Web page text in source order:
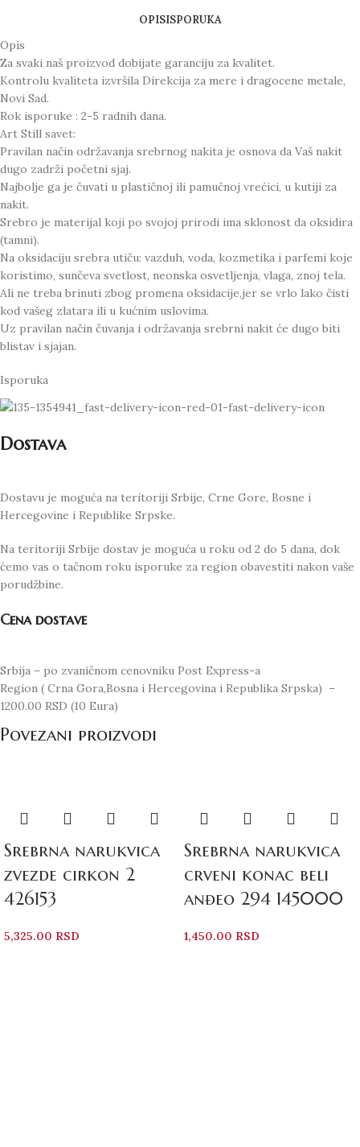
OPISISPORUKA
Opis
Za svaki naš proizvod dobijate garanciju za kvalitet.
Kontrolu kvaliteta izvršila Direkcija za mere i dragocene metale,
Novi Sad.
Rok isporuke : 2-5 radnih dana.
Art Still savet:
Pravilan način održavanja srebrnog nakita je osnova da Vaš nakit
dugo zadrži početni sjaj.
Najbolje ga je čuvati u plastičnoj ili pamučnoj vrećici, u kutiji za
nakit.
Srebro je materijal koji po svojoj prirodi ima sklonost da oksidira
(tamni).
Na oksidaciju srebra utiču: vazduh, voda, kozmetika i parfemi koje
koristimo, sunčeva svetlost, neonska osvetljenja, vlaga, znoj tela.
Ali ne treba brinuti zbog promena oksidacije,jer se vrlo lako čisti
kod vašeg zlatara ili u kućnim uslovima.
Uz pravilan način čuvanja i održavanja srebrni nakit će dugo biti
blistav i sjajan.
Isporuka
Dostava
Dostavu je moguća na teritoriji Srbije, Crne Gore, Bosne i
Hercegovine i Republike Srpske.
Na teritoriji Srbije dostav je moguća u roku od 2 do 5 dana, dok
ćemo vas o tačnom roku isporuke za region obavestiti nakon vaše
porudžbine.
Cena dostave
Srbija – po zvaničnom cenovniku Post Express-a
Region ( Crna Gora,Bosna i Hercegovina i Republika Srpska) –
1200.00 RSD (10 Eura)
Povezani proizvodi
Srebrna narukvica
zvezde cirkon 2
426153
5,325.00 RSD
Srebrna narukvica
crveni konac beli
anđeo 294 145000
1,450.00 RSD